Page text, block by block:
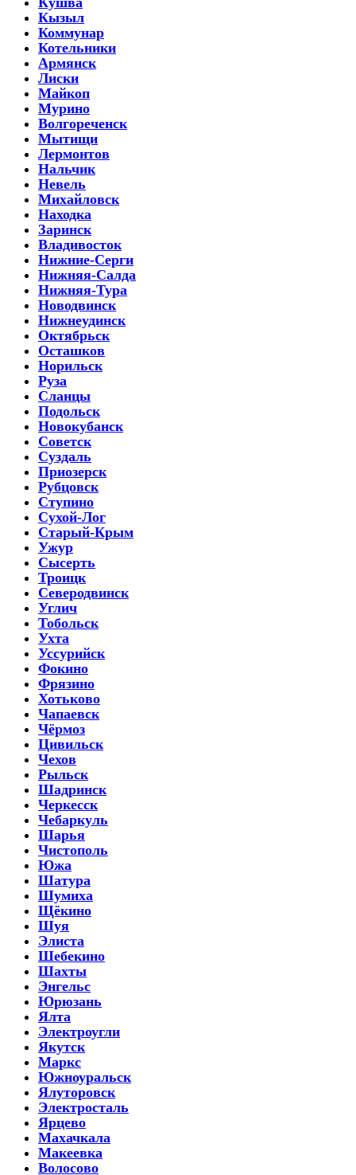
Кызыл
Коммунар
Котельники
Армянск
Лиски
Майкоп
Мурино
Волгореченск
Мытищи
Лермонтов
Нальчик
Невель
Михайловск
Находка
Заринск
Владивосток
Нижние-Серги
Нижняя-Салда
Нижняя-Тура
Новодвинск
Нижнеудинск
Октябрьск
Осташков
Норильск
Руза
Сланцы
Подольск
Новокубанск
Советск
Суздаль
Приозерск
Рубцовск
Ступино
Сухой-Лог
Старый-Крым
Ужур
Сысерть
Троицк
Северодвинск
Углич
Тобольск
Ухта
Уссурийск
Фокино
Фрязино
Хотьково
Чапаевск
Чёрмоз
Цивильск
Чехов
Рыльск
Шадринск
Черкесск
Чебаркуль
Шарья
Чистополь
Южа
Шатура
Шумиха
Щёкино
Шуя
Элиста
Шебекино
Шахты
Энгельс
Юрюзань
Ялта
Электроугли
Якутск
Маркс
Южноуральск
Ялуторовск
Электросталь
Ярцево
Махачкала
Макеевка
Волосово